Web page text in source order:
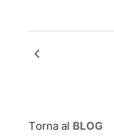
keyboard_arrow_left
Torna al BLOG